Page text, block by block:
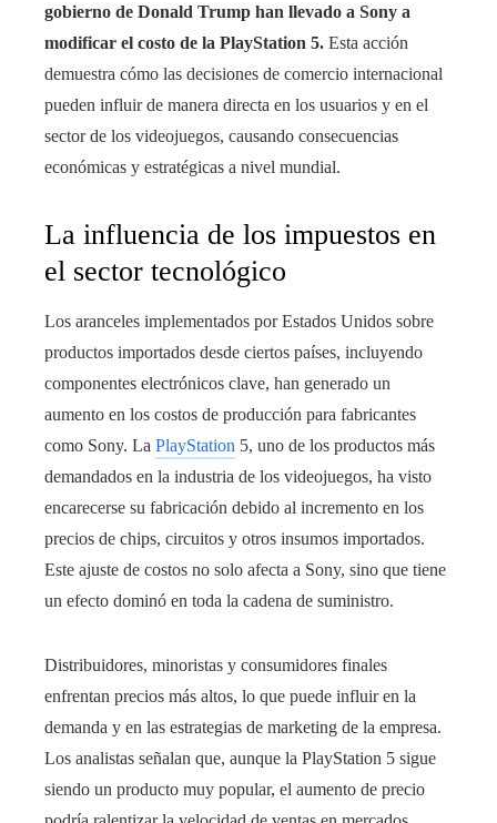
gobierno de Donald Trump han llevado a Sony a
modificar el costo de la PlayStation 5. Esta acción
demuestra cómo las decisiones de comercio internacional
pueden influir de manera directa en los usuarios y en el
sector de los videojuegos, causando consecuencias
económicas y estratégicas a nivel mundial.
La influencia de los impuestos en
el sector tecnológico
Los aranceles implementados por Estados Unidos sobre
productos importados desde ciertos países, incluyendo
componentes electrónicos clave, han generado un
aumento en los costos de producción para fabricantes
como Sony. La PlayStation 5, uno de los productos más
demandados en la industria de los videojuegos, ha visto
encarecerse su fabricación debido al incremento en los
precios de chips, circuitos y otros insumos importados.
Este ajuste de costos no solo afecta a Sony, sino que tiene
un efecto dominó en toda la cadena de suministro.
Distribuidores, minoristas y consumidores finales
enfrentan precios más altos, lo que puede influir en la
demanda y en las estrategias de marketing de la empresa.
Los analistas señalan que, aunque la PlayStation 5 sigue
siendo un producto muy popular, el aumento de precio